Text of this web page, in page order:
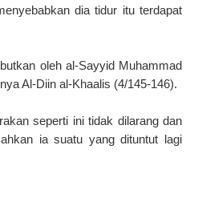
dia tidur itu terdapat
oleh al-Sayyid Muhammad
Al-Diin al-Khaalis (4/145-146).
seperti ini tidak dilarang dan
ia suatu yang dituntut lagi